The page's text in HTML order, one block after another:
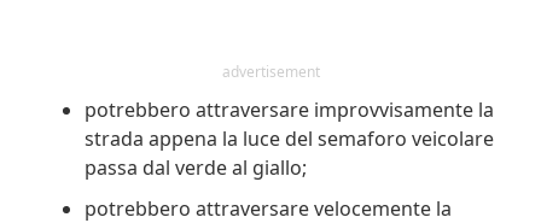
advertisement
potrebbero attraversare improvvisamente la
strada appena la luce del semaforo veicolare
passa dal verde al giallo;
potrebbero attraversare velocemente la